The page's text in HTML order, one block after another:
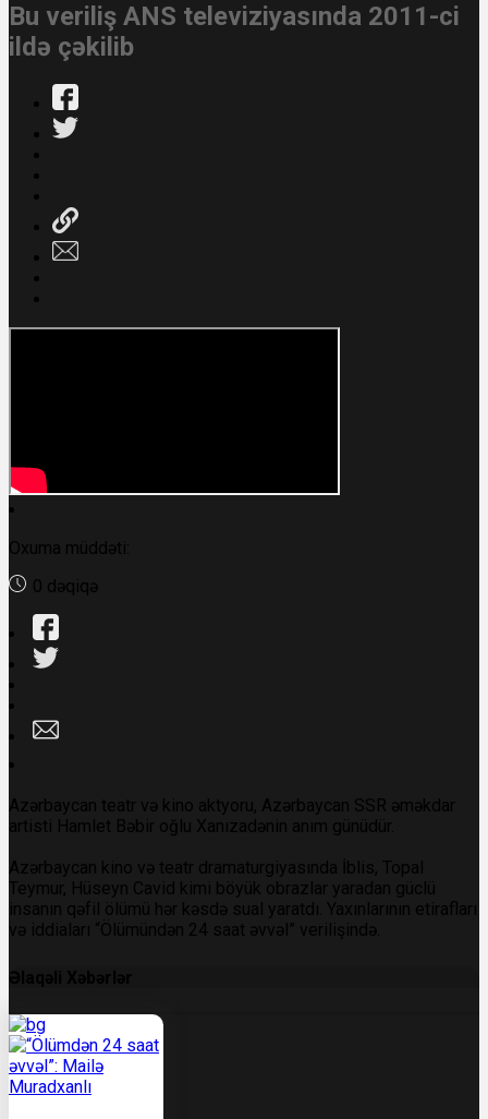
Bu veriliş ANS televiziyasında 2011-ci
ildə çəkilib
Oxuma müddəti:
0 dəqiqə
Azərbaycan teatr və kino aktyoru, Azərbaycan SSR əməkdar
artisti Hamlet Bəbir oğlu Xanızadənin anım günüdür.
Azərbaycan kino və teatr dramaturgiyasında İblis, Topal
Teymur, Hüseyn Cavid kimi böyük obrazlar yaradan güclü
insanın qəfil ölümü hər kəsdə sual yaratdı. Yaxınlarının etirafları
və iddiaları “Ölümündən 24 saat əvvəl” verilişində.
Əlaqəli Xəbərlər